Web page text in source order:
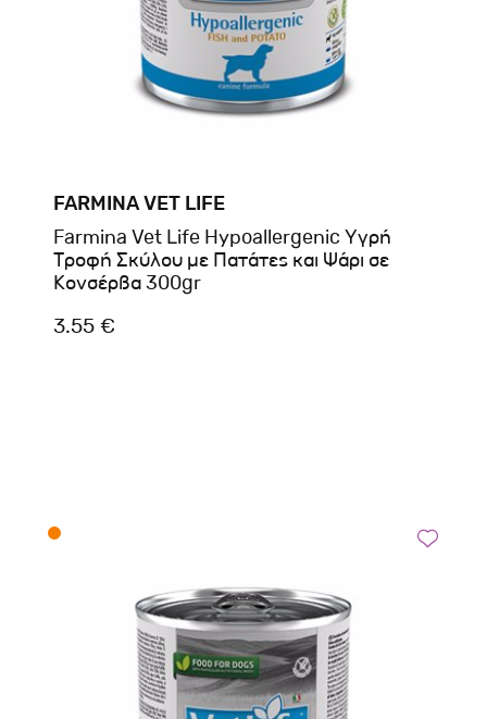
FARMINA VET LIFE
Farmina Vet Life Hypoallergenic Υγρή
Τροφή Σκύλου με Πατάτες και Ψάρι σε
Κονσέρβα 300gr
3.55 €